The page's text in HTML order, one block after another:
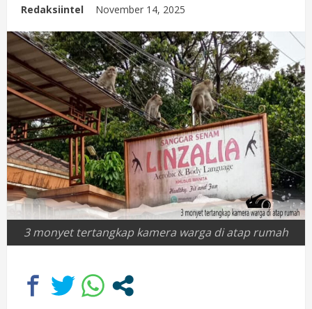
Redaksiintel November 14, 2025
3 monyet tertangkap kamera warga di atap rumah